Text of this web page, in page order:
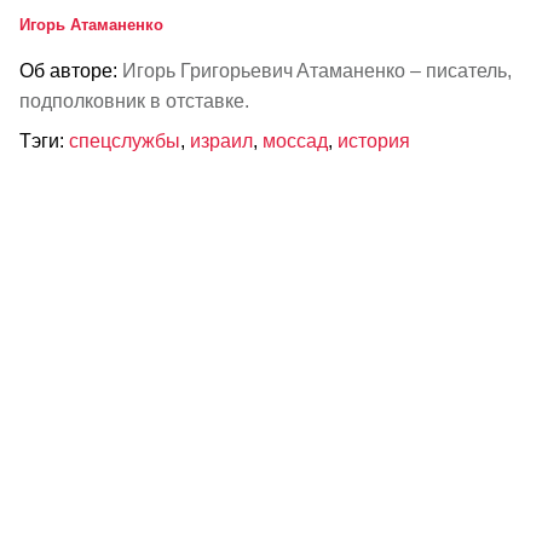
Игорь Атаманенко
Об авторе: Игорь Григорьевич Атаманенко – писатель,
подполковник в отставке.
Тэги: спецслужбы, израил, моссад, история